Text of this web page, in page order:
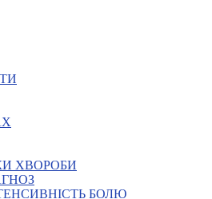
глухих
область
область
область
область
область
область
область
ХВОРОБИ
БОЛЮ